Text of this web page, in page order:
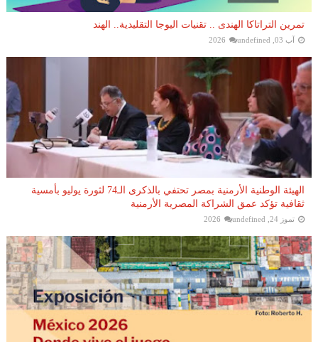
تمرين التراتاكا الهندى .. تقنيات اليوجا التقليدية.. الهند
آب 03, 2026 undefined
الهيئة الوطنية الأرمنية بمصر تحتفي بالذكرى الـ74 لثورة يوليو بأمسية
ثقافية تؤكد عمق الشراكة المصرية الأرمنية
تموز 24, 2026 undefined